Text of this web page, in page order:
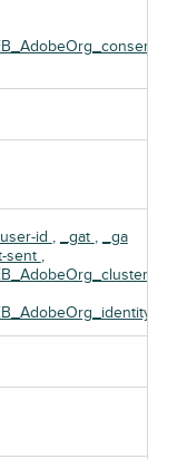
id , _gat ,
_ga
sent ,